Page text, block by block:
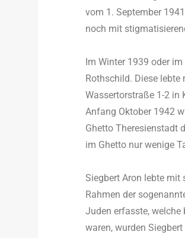
vom 1. September
noch mit
Im Winter 1939 oder
Rothschild. Diese lebte
Wassertorstraße 1-2 in
Anfang Oktober 1942
Ghetto Theresienstadt
im Ghetto nur wenige
Siegbert Aron lebte mit
Rahmen der
Juden erfasste,
waren, wurden